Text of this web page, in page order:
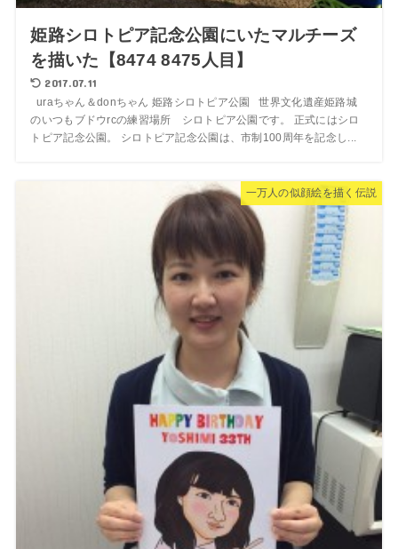
姫路シロトピア記念公園にいたマルチーズ
を描いた【8474 8475人目】
2017.07.11
uraちゃん＆donちゃん 姫路シロトピア公園 世界文化遺産姫路城
のいつもブドウrcの練習場所 シロトピア公園です。 正式にはシロ
トピア記念公園。 シロトピア記念公園は、市制100周年を記念し...
一万人の似顔絵を描く伝説